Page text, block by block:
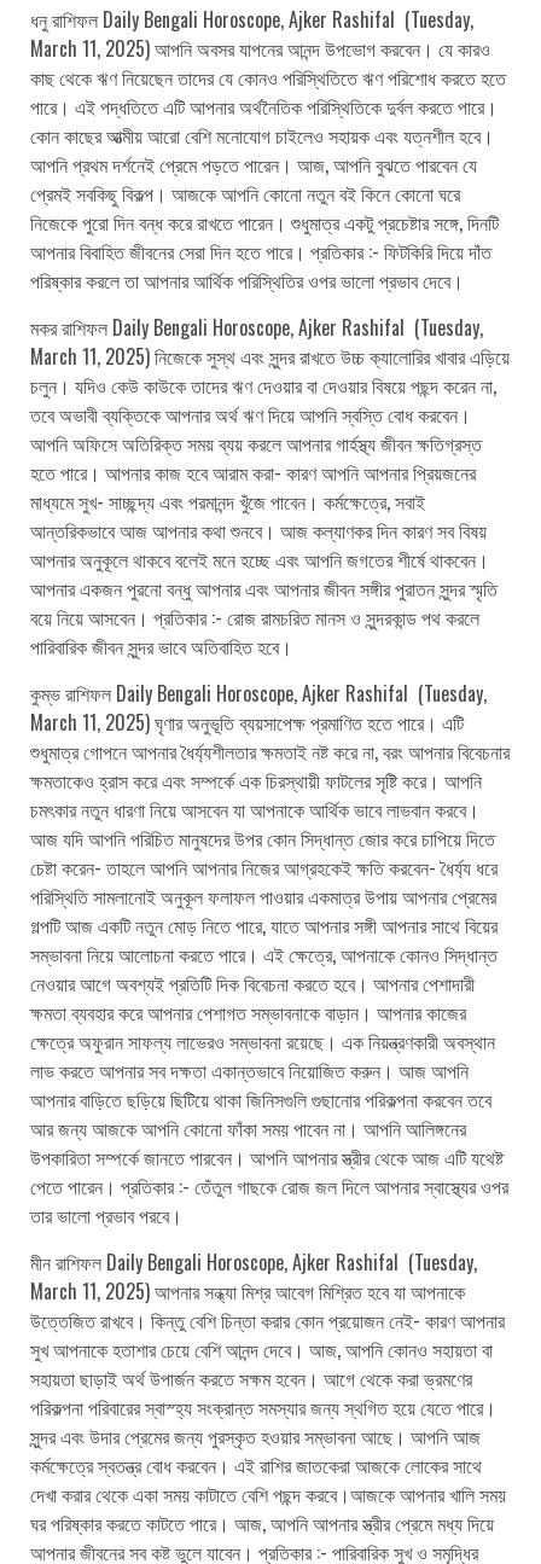
ধনু রাশিফল Daily Bengali Horoscope, Ajker Rashifal (Tuesday,
March 11, 2025) আপনি অবসর যাপনের আনন্দ উপভোগ করবেন। যে কারও
কাছ থেকে ঋণ নিয়েছেন তাদের যে কোনও পরিস্থিতিতে ঋণ পরিশোধ করতে হতে
পারে। এই পদ্ধতিতে এটি আপনার অর্থনৈতিক পরিস্থিতিকে দুর্বল করতে পারে।
কোন কাছের আত্মীয় আরো বেশি মনোযোগ চাইলেও সহায়ক এবং যত্নশীল হবে।
আপনি প্রথম দর্শনেই প্রেমে পড়তে পারেন। আজ, আপনি বুঝতে পারবেন যে
প্রেমই সবকিছু বিকল্প। আজকে আপনি কোনো নতুন বই কিনে কোনো ঘরে
নিজেকে পুরো দিন বন্ধ করে রাখতে পারেন। শুধুমাত্র একটু প্রচেষ্টার সঙ্গে, দিনটি
আপনার বিবাহিত জীবনের সেরা দিন হতে পারে। প্রতিকার :- ফিটকিরি দিয়ে দাঁত
পরিষ্কার করলে তা আপনার আর্থিক পরিস্থিতির ওপর ভালো প্রভাব দেবে।
মকর রাশিফল Daily Bengali Horoscope, Ajker Rashifal (Tuesday,
March 11, 2025) নিজেকে সুস্থ এবং সুন্দর রাখতে উচ্চ ক্যালোরির খাবার এড়িয়ে
চলুন। যদিও কেউ কাউকে তাদের ঋণ দেওয়ার বা দেওয়ার বিষয়ে পছন্দ করেন না,
তবে অভাবী ব্যক্তিকে আপনার অর্থ ঋণ দিয়ে আপনি স্বস্তি বোধ করবেন।
আপনি অফিসে অতিরিক্ত সময় ব্যয় করলে আপনার গার্হস্থ্য জীবন ক্ষতিগ্রস্ত
হতে পারে। আপনার কাজ হবে আরাম করা- কারণ আপনি আপনার প্রিয়জনের
মাধ্যমে সুখ- সাচ্ছন্দ্য এবং পরমানন্দ খুঁজে পাবেন। কর্মক্ষেত্রে, সবাই
আন্তরিকভাবে আজ আপনার কথা শুনবে। আজ কল্যাণকর দিন কারণ সব বিষয়
আপনার অনুকূলে থাকবে বলেই মনে হচ্ছে এবং আপনি জগতের শীর্ষে থাকবেন।
আপনার একজন পুরনো বন্ধু আপনার এবং আপনার জীবন সঙ্গীর পুরাতন সুন্দর স্মৃতি
বয়ে নিয়ে আসবেন। প্রতিকার :- রোজ রামচরিত মানস ও সুন্দরকান্ড পথ করলে
পারিবারিক জীবন সুন্দর ভাবে অতিবাহিত হবে।
কুম্ভ রাশিফল Daily Bengali Horoscope, Ajker Rashifal (Tuesday,
March 11, 2025) ঘৃণার অনুভূতি ব্যয়সাপেক্ষ প্রমাণিত হতে পারে। এটি
শুধুমাত্র গোপনে আপনার ধৈর্য্যশীলতার ক্ষমতাই নষ্ট করে না, বরং আপনার বিবেচনার
ক্ষমতাকেও হ্রাস করে এবং সম্পর্কে এক চিরস্থায়ী ফাটলের সৃষ্টি করে। আপনি
চমৎকার নতুন ধারণা নিয়ে আসবেন যা আপনাকে আর্থিক ভাবে লাভবান করবে।
আজ যদি আপনি পরিচিত মানুষদের উপর কোন সিদ্ধান্ত জোর করে চাপিয়ে দিতে
চেষ্টা করেন- তাহলে আপনি আপনার নিজের আগ্রহকেই ক্ষতি করবেন- ধৈর্য্য ধরে
পরিস্থিতি সামলানোই অনুকূল ফলাফল পাওয়ার একমাত্র উপায় আপনার প্রেমের
গল্পটি আজ একটি নতুন মোড় নিতে পারে, যাতে আপনার সঙ্গী আপনার সাথে বিয়ের
সম্ভাবনা নিয়ে আলোচনা করতে পারে। এই ক্ষেত্রে, আপনাকে কোনও সিদ্ধান্ত
নেওয়ার আগে অবশ্যই প্রতিটি দিক বিবেচনা করতে হবে। আপনার পেশাদারী
ক্ষমতা ব্যবহার করে আপনার পেশাগত সম্ভাবনাকে বাড়ান। আপনার কাজের
ক্ষেত্রে অফুরান সাফল্য লাভেরও সম্ভাবনা রয়েছে। এক নিয়ন্ত্রণকারী অবস্থান
লাভ করতে আপনার সব দক্ষতা একান্তভাবে নিয়োজিত করুন। আজ আপনি
আপনার বাড়িতে ছড়িয়ে ছিটিয়ে থাকা জিনিসগুলি গুছানোর পরিকল্পনা করবেন তবে
আর জন্য আজকে আপনি কোনো ফাঁকা সময় পাবেন না। আপনি আলিঙ্গনের
উপকারিতা সম্পর্কে জানতে পারবেন। আপনি আপনার স্ত্রীর থেকে আজ এটি যথেষ্ট
পেতে পারেন। প্রতিকার :- তেঁতুল গাছকে রোজ জল দিলে আপনার স্বাস্থ্যের ওপর
তার ভালো প্রভাব পরবে।
মীন রাশিফল Daily Bengali Horoscope, Ajker Rashifal (Tuesday,
March 11, 2025) আপনার সন্ধ্যা মিশ্র আবেগ মিশ্রিত হবে যা আপনাকে
উত্তেজিত রাখবে। কিন্তু বেশি চিন্তা করার কোন প্রয়োজন নেই- কারণ আপনার
সুখ আপনাকে হতাশার চেয়ে বেশি আনন্দ দেবে। আজ, আপনি কোনও সহায়তা বা
সহায়তা ছাড়াই অর্থ উপার্জন করতে সক্ষম হবেন। আগে থেকে করা ভ্রমণের
পরিকল্পনা পরিবারের স্বাস্হ্য সংক্রান্ত সমস্যার জন্য স্থগিত হয়ে যেতে পারে।
সুন্দর এবং উদার প্রেমের জন্য পুরস্কৃত হওয়ার সম্ভাবনা আছে। আপনি আজ
কর্মক্ষেত্রে স্বতন্ত্র বোধ করবেন। এই রাশির জাতকেরা আজকে লোকের সাথে
দেখা করার থেকে একা সময় কাটাতে বেশি পছন্দ করবে।আজকে আপনার খালি সময়
ঘর পরিষ্কার করতে কাটতে পারে। আজ, আপনি আপনার স্ত্রীর প্রেমে মধ্য দিয়ে
আপনার জীবনের সব কষ্ট ভুলে যাবেন। প্রতিকার :- পারিবারিক সুখ ও সমৃদ্ধির